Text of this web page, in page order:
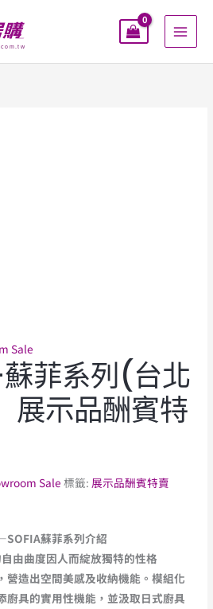
Sale
菲系列(台北
展示品酬賓特
Sale 標籤: 展示品酬賓特賣
蘇菲系列介紹
由曲度因人而綻放獨特的性格
營造出空間美感及收納機能。模組化
廚具的實用性機能，並汲取日式廚具